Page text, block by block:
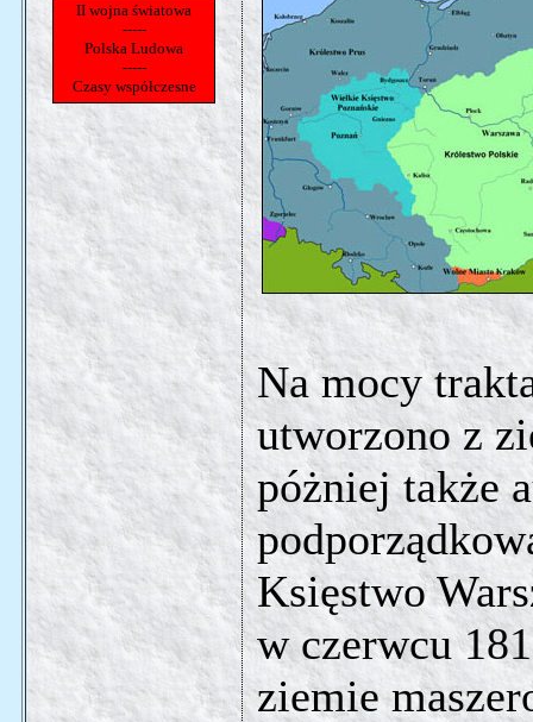
II wojna światowa
-----
Polska Ludowa
-----
Czasy współczesne
Na mocy
utworzono z
póżniej także
Księstwo
w czerwcu
ziemie